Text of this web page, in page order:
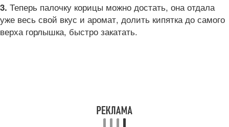
3. Теперь палочку корицы можно достать, она отдала
уже весь свой вкус и аромат, долить кипятка до самого
верха горлышка, быстро закатать.